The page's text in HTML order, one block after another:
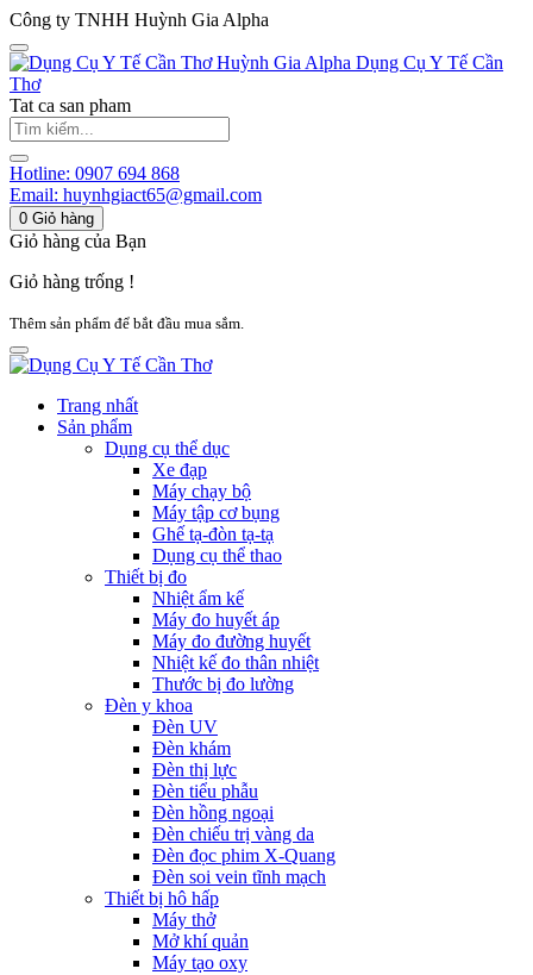
Công ty TNHH Huỳnh Gia Alpha
Huỳnh Gia Alpha Dụng Cụ Y Tế Cần
Thơ
Tat ca san pham
Hotline: 0907 694 868
Email: huynhgiact65@gmail.com
0 Giỏ hàng
Giỏ hàng của Bạn
Giỏ hàng trống !
Thêm sản phẩm để bắt đầu mua sắm.
Trang nhất
Sản phẩm
Dụng cụ thể dục
Xe đạp
Máy chạy bộ
Máy tập cơ bụng
Ghế tạ-đòn tạ-tạ
Dụng cụ thể thao
Thiết bị đo
Nhiệt ẩm kế
Máy đo huyết áp
Máy đo đường huyết
Nhiệt kế đo thân nhiệt
Thước bị đo lường
Đèn y khoa
Đèn UV
Đèn khám
Đèn thị lực
Đèn tiểu phẫu
Đèn hồng ngoại
Đèn chiếu trị vàng da
Đèn đọc phim X-Quang
Đèn soi vein tĩnh mạch
Thiết bị hô hấp
Máy thở
Mở khí quản
Máy tạo oxy